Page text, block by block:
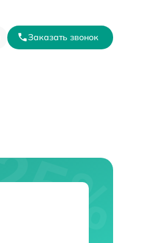
Заказать звонок